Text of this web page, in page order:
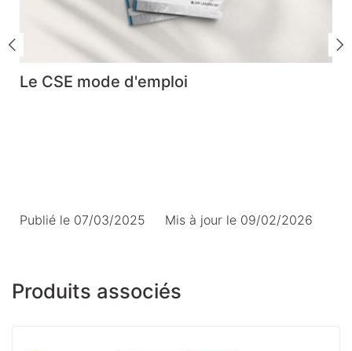
Le CSE mode d'emploi
Publié le 07/03/2025 Mis à jour le 09/02/2026
Produits associés